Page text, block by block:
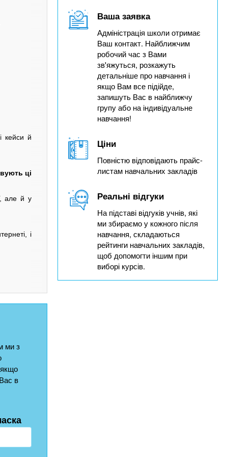
кейси й
ці
але й у
і
ми з
в
Ваша заявка
Адміністрація школи отримає
Ваш контакт. Найближчим
робочий час з Вами
зв'яжуться, розкажуть
детальніше про навчання і
якщо Вам все підійде,
запишуть Вас в найближчу
групу або на індивідуальне
навчання!
Ціни
Повністю відповідають прайс-
листам навчальних закладів
Реальні відгуки
На підставі відгуків учнів, які
ми збираємо у кожного після
навчання, складаються
рейтинги навчальних закладів,
щоб допомогти іншим при
виборі курсів.